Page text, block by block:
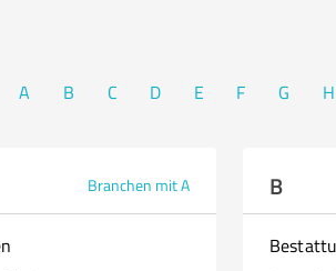
A B C D E F G H
Branchen mit A B